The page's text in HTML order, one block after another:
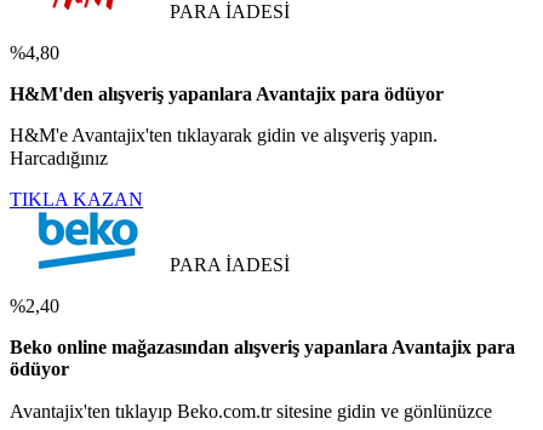
PARA İADESİ
%4,80
H&M'den alışveriş yapanlara Avantajix para ödüyor
H&M'e Avantajix'ten tıklayarak gidin ve alışveriş yapın.
Harcadığınız
TIKLA KAZAN
PARA İADESİ
%2,40
Beko online mağazasından alışveriş yapanlara Avantajix para
ödüyor
Avantajix'ten tıklayıp Beko.com.tr sitesine gidin ve gönlünüzce